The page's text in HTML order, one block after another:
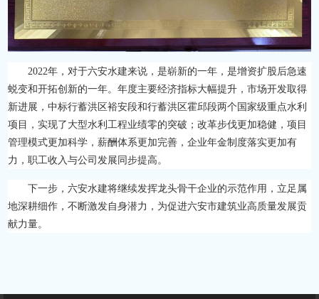
2022年，对于六安水建来说，是崭新的一年，是增资扩股后急速
蜕变和开拓创新的一年。年度主要经济指标大幅提升，市场开发取得
新进展，中标行蓄洪区裕安段和行蓄洪区霍邱段两个国家级重点水利
项目，实现了大型水利工程业绩零的突破；改革步伐更加稳健，项目
管理模式更加科学，薪酬体系更加完善，企业年金制度落实更加有
力，职工收入与公司发展同步提高。
下一步，六安水建将继续发挥龙头骨干企业的示范作用，立足属
地深耕细作，不断激发自身潜力，为促进六安市建筑业高质量发展贡
献力量。